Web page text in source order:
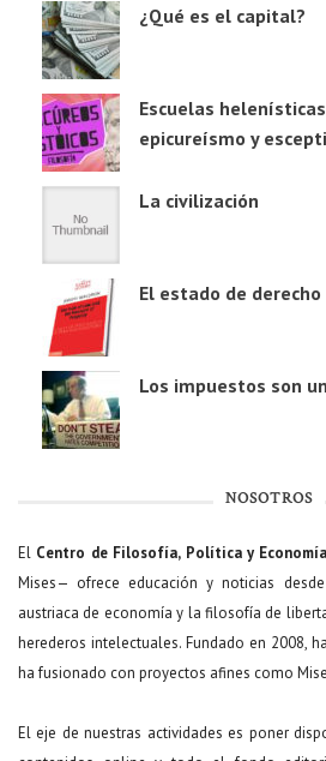
¿Qué es el capital?
Escuelas
epicureísmo y
La civilización
El estado de
Los impuestos son
NOSOTROS
El Centro de Filosofía, Política y
Mises— ofrece educación y noticias
austriaca de economía y la filosofía de
herederos intelectuales. Fundado en 2008,
ha fusionado con proyectos afines como
El eje de nuestras actividades es poner